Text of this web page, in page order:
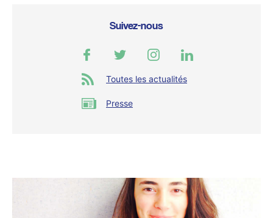
Suivez-nous
Toutes les actualités
Presse